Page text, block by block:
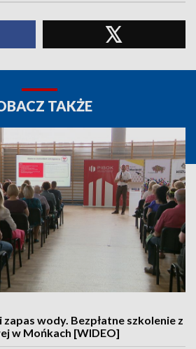
TAKŻE
wody. Bezpłatne szkolenie z
w Mońkach [WIDEO]